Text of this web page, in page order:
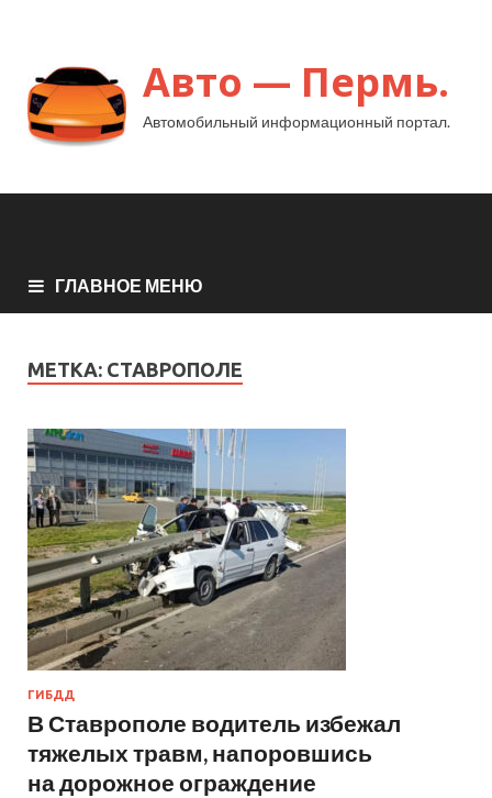
Авто — Пермь.
Автомобильный информационный портал.
ГЛАВНОЕ МЕНЮ
МЕТКА: СТАВРОПОЛЕ
ГИБДД
В Ставрополе водитель избежал
тяжелых травм, напоровшись
на дорожное ограждение